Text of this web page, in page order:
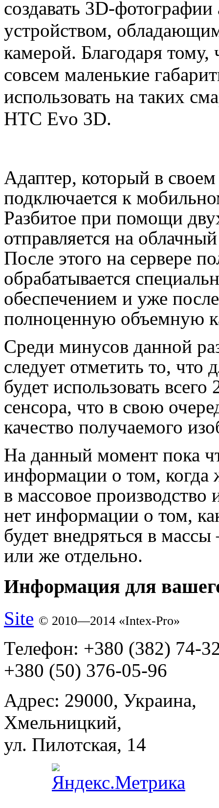
создавать 3D-
устройством,
камерой. Благодаря
совсем маленькие
использовать на таких
HTC Evo 3D.
Адаптер, который в
подключается к
Разбитое при помощи
отправляется на
После этого на сервере
обрабатывается
обеспечением и уже
полноценную объемную
Среди минусов данной
следует отметить то, что
будет использовать
сенсора, что в свою
качество получаемого
На данный момент пока
информации о том, когда
в массовое
нет информации о том,
будет внедряться в
или же отдельно.
Информация для
Site © 2010—2014 «Intex-Pro»
Телефон: +380 (382) 74-
+380 (50) 376-05-96
Адрес: 29000, Украина,
Хмельницкий,
ул. Пилотская, 14